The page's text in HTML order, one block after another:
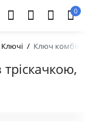
0
Ключі Ключ